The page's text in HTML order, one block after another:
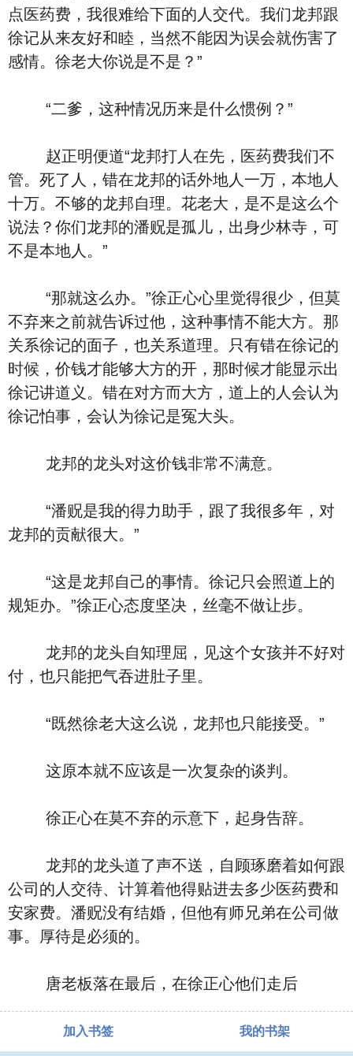
点医药费，我很难给下面的人交代。我们龙邦跟
徐记从来友好和睦，当然不能因为误会就伤害了
感情。徐老大你说是不是？”
“二爹，这种情况历来是什么惯例？”
赵正明便道“龙邦打人在先，医药费我们不
管。死了人，错在龙邦的话外地人一万，本地人
十万。不够的龙邦自理。花老大，是不是这么个
说法？你们龙邦的潘贶是孤儿，出身少林寺，可
不是本地人。”
“那就这么办。”徐正心心里觉得很少，但莫
不弃来之前就告诉过他，这种事情不能大方。那
关系徐记的面子，也关系道理。只有错在徐记的
时候，价钱才能够大方的开，那时候才能显示出
徐记讲道义。错在对方而大方，道上的人会认为
徐记怕事，会认为徐记是冤大头。
龙邦的龙头对这价钱非常不满意。
“潘贶是我的得力助手，跟了我很多年，对
龙邦的贡献很大。”
“这是龙邦自己的事情。徐记只会照道上的
规矩办。”徐正心态度坚决，丝毫不做让步。
龙邦的龙头自知理屈，见这个女孩并不好对
付，也只能把气吞进肚子里。
“既然徐老大这么说，龙邦也只能接受。”
这原本就不应该是一次复杂的谈判。
徐正心在莫不弃的示意下，起身告辞。
龙邦的龙头道了声不送，自顾琢磨着如何跟
公司的人交待、计算着他得贴进去多少医药费和
安家费。潘贶没有结婚，但他有师兄弟在公司做
事。厚待是必须的。
唐老板落在最后，在徐正心他们走后
加入书签 我的书架